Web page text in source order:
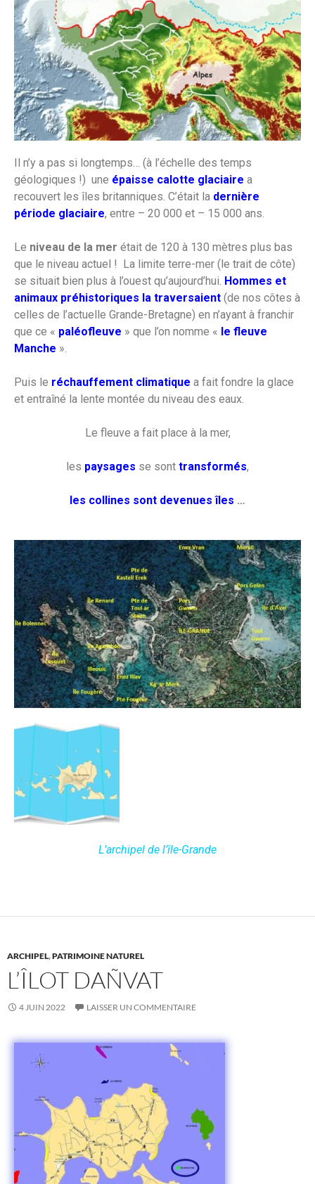
Il n’y a pas si longtemps… (à l’échelle des temps
géologiques !) une épaisse calotte glaciaire a
recouvert les îles britanniques. C’était la dernière
période glaciaire, entre – 20 000 et – 15 000 ans.
Le niveau de la mer était de 120 à 130 mètres plus bas
que le niveau actuel ! La limite terre-mer (le trait de côte)
se situait bien plus à l’ouest qu’aujourd’hui. Hommes et
animaux préhistoriques la traversaient (de nos côtes à
celles de l’actuelle Grande-Bretagne) en n’ayant à franchir
que ce « paléofleuve » que l’on nomme « le fleuve
Manche ».
Puis le réchauffement climatique a fait fondre la glace
et entraîné la lente montée du niveau des eaux.
Le fleuve a fait place à la mer,
les paysages se sont transformés,
les collines sont devenues îles …
L’archipel de l’île-Grande
ARCHIPEL,PATRIMOINE NATUREL
L’ÎLOT DAÑVAT
4 JUIN 2022 LAISSER UN COMMENTAIRE